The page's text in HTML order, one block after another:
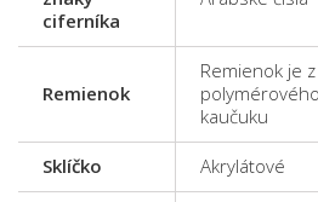
ciferníka
Remienok
Remienok je
kaučuku
Sklíčko Akrylátové